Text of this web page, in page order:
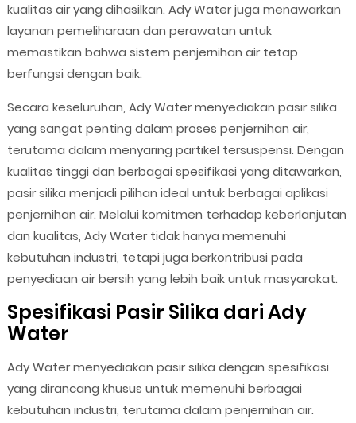
kualitas air yang dihasilkan. Ady Water juga menawarkan
layanan pemeliharaan dan perawatan untuk
memastikan bahwa sistem penjernihan air tetap
berfungsi dengan baik.
Secara keseluruhan, Ady Water menyediakan pasir silika
yang sangat penting dalam proses penjernihan air,
terutama dalam menyaring partikel tersuspensi. Dengan
kualitas tinggi dan berbagai spesifikasi yang ditawarkan,
pasir silika menjadi pilihan ideal untuk berbagai aplikasi
penjernihan air. Melalui komitmen terhadap keberlanjutan
dan kualitas, Ady Water tidak hanya memenuhi
kebutuhan industri, tetapi juga berkontribusi pada
penyediaan air bersih yang lebih baik untuk masyarakat.
Spesifikasi Pasir Silika dari Ady
Water
Ady Water menyediakan pasir silika dengan spesifikasi
yang dirancang khusus untuk memenuhi berbagai
kebutuhan industri, terutama dalam penjernihan air.